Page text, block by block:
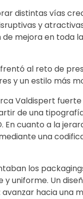
distintas vías
y
mejora en toda
al reto de
y un estilo más
Valdispert
de una
En cuanto a la
una
los
uniforme. Un
hacia una